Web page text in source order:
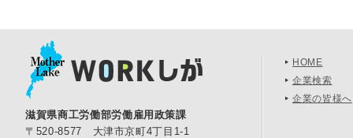
滋賀県商工労働部労働雇用政策課
〒520-8577 大津市京町4丁目1-1
HOME
企業検索
企業の皆様へ